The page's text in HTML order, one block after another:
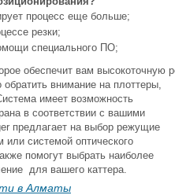
процесс еще больше;
резки;
специального ПО;
обеспечит вам высокоточную
внимание на плоттеры,
имеет возможность
в соответствии с вашими
предлагает на выбор режущие
или системой оптического
помогут выбрать наиболее
для вашего каттера.
в Алматы